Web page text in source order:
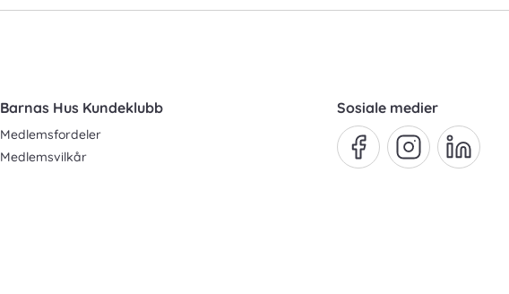
Barnas Hus Kundeklubb
Medlemsfordeler
Medlemsvilkår
Sosiale medier